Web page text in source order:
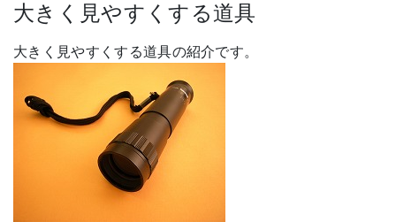
大きく見やすくする道具
大きく見やすくする道具の紹介です。